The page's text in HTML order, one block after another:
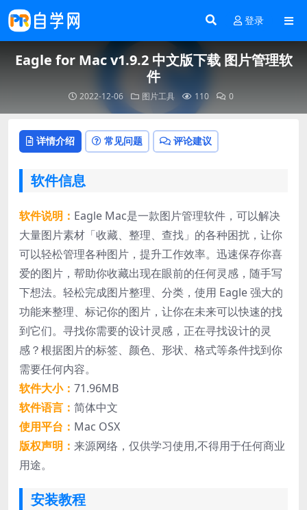
登录
Eagle for Mac v1.9.2 中文版下载 图片管理软
件
2022-12-06 图片工具 110 0
详情介绍 常见问题 评论建议
软件信息
软件说明： Eagle Mac是一款图片管理软件，可以解决
大量图片素材「收藏、整理、查找」的各种困扰，让你
可以轻松管理各种图片，提升工作效率。迅速保存你喜
爱的图片，帮助你收藏出现在眼前的任何灵感，随手写
下想法。轻松完成图片整理、分类，使用 Eagle 强大的
功能来整理、标记你的图片，让你在未来可以快速的找
到它们。寻找你需要的设计灵感，正在寻找设计的灵
感？根据图片的标签、颜色、形状、格式等条件找到你
需要任何内容。
软件大小： 71.96MB
软件语言： 简体中文
使用平台： Mac OSX
版权声明： 来源网络，仅供学习使用,不得用于任何商业
用途。
安装教程